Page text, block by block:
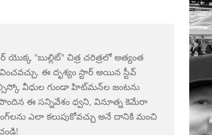
యొక్క "బుల్లిట్" చిత్ర చరిత్రలో అత్యంత
ఈ దృశ్యం స్టార్ అయిన స్టీవ్
వీధుల గుండా హిట్‌మన్‌ల జంటను
పొందిన ఈ సన్నివేశం ధ్వని, వినూత్న కెమేరా
ఎలా కలుపుకోవచ్చు అనే దానికి మంచి